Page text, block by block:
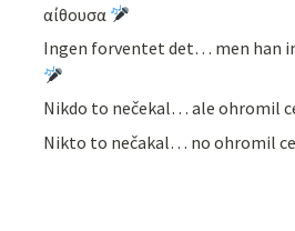
αίθουσα
Ingen forventet det… men han
Nikdo to nečekal… ale ohromil
Nikto to nečakal… no ohromil